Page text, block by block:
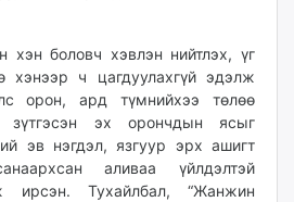
хэн боловч хэвлэн нийтлэх, үг
хэнээр ч цагдуулахгүй эдэлж
орон, ард түмнийхээ төлөө
зүтгэсэн эх орончдын ясыг
эв нэгдэл, язгуур эрх ашигт
аливаа үйлдэлтэй
ирсэн. Тухайлбал, “Жанжин